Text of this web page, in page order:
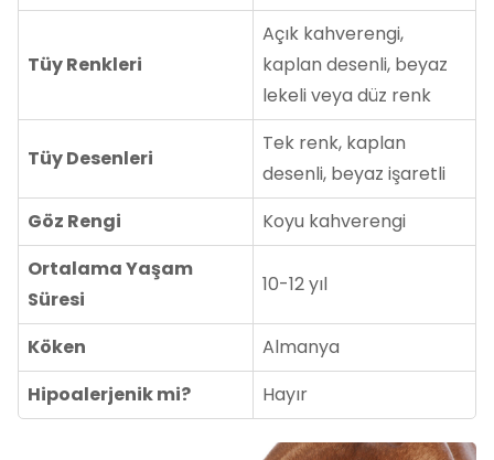
Tüy Renkleri
Açık kahverengi,
kaplan desenli, beyaz
lekeli veya düz renk
Tüy Desenleri
Tek renk, kaplan
desenli, beyaz işaretli
Göz Rengi
Koyu kahverengi
Ortalama Yaşam
Süresi
10-12 yıl
Köken
Almanya
Hipoalerjenik mi?
Hayır